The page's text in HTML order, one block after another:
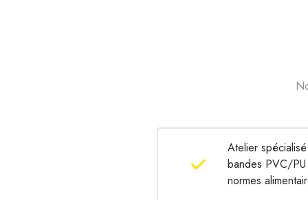
Atelier
bandes PVC/
normes